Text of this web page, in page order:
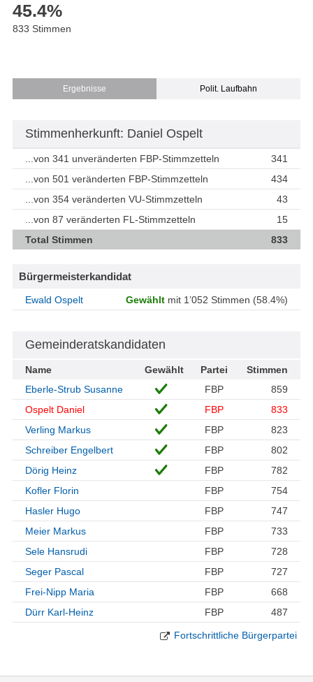
45.4%
833 Stimmen
Ergebnisse Polit. Laufbahn
Stimmenherkunft: Daniel Ospelt
...von 341 unveränderten FBP-Stimmzetteln
341
...von 501 veränderten FBP-Stimmzetteln
434
...von 354 veränderten VU-Stimmzetteln
43
...von 87 veränderten FL-Stimmzetteln
15
Total Stimmen
833
Bürgermeisterkandidat
Ewald Ospelt Gewählt mit 1’052 Stimmen (58.4%)
Gemeinderatskandidaten
Name Gewählt Partei
Stimmen
Eberle-Strub Susanne
FBP
859
Ospelt Daniel
FBP
833
Verling Markus
FBP
823
Schreiber Engelbert
FBP
802
Dörig Heinz
FBP
782
Kofler Florin
FBP
754
Hasler Hugo
FBP
747
Meier Markus
FBP
733
Sele Hansrudi
FBP
728
Seger Pascal
FBP
727
Frei-Nipp Maria
FBP
668
Dürr Karl-Heinz
FBP 487
Fortschrittliche Bürgerpartei